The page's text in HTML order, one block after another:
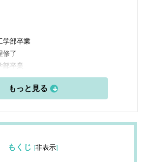
学部卒業
修了
部卒業
医
他勤務
的痛みセンター勤務
メント＆アンチエイジングセンター他研
リニック名古屋 開設
もくじ [非表示]